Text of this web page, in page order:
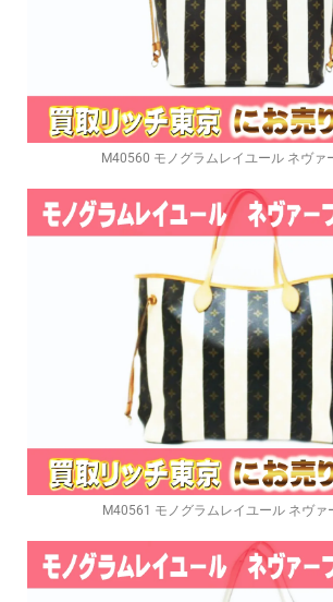
M40560 モノグラムレイユール ネヴァ
M40561 モノグラムレイユール ネヴァ